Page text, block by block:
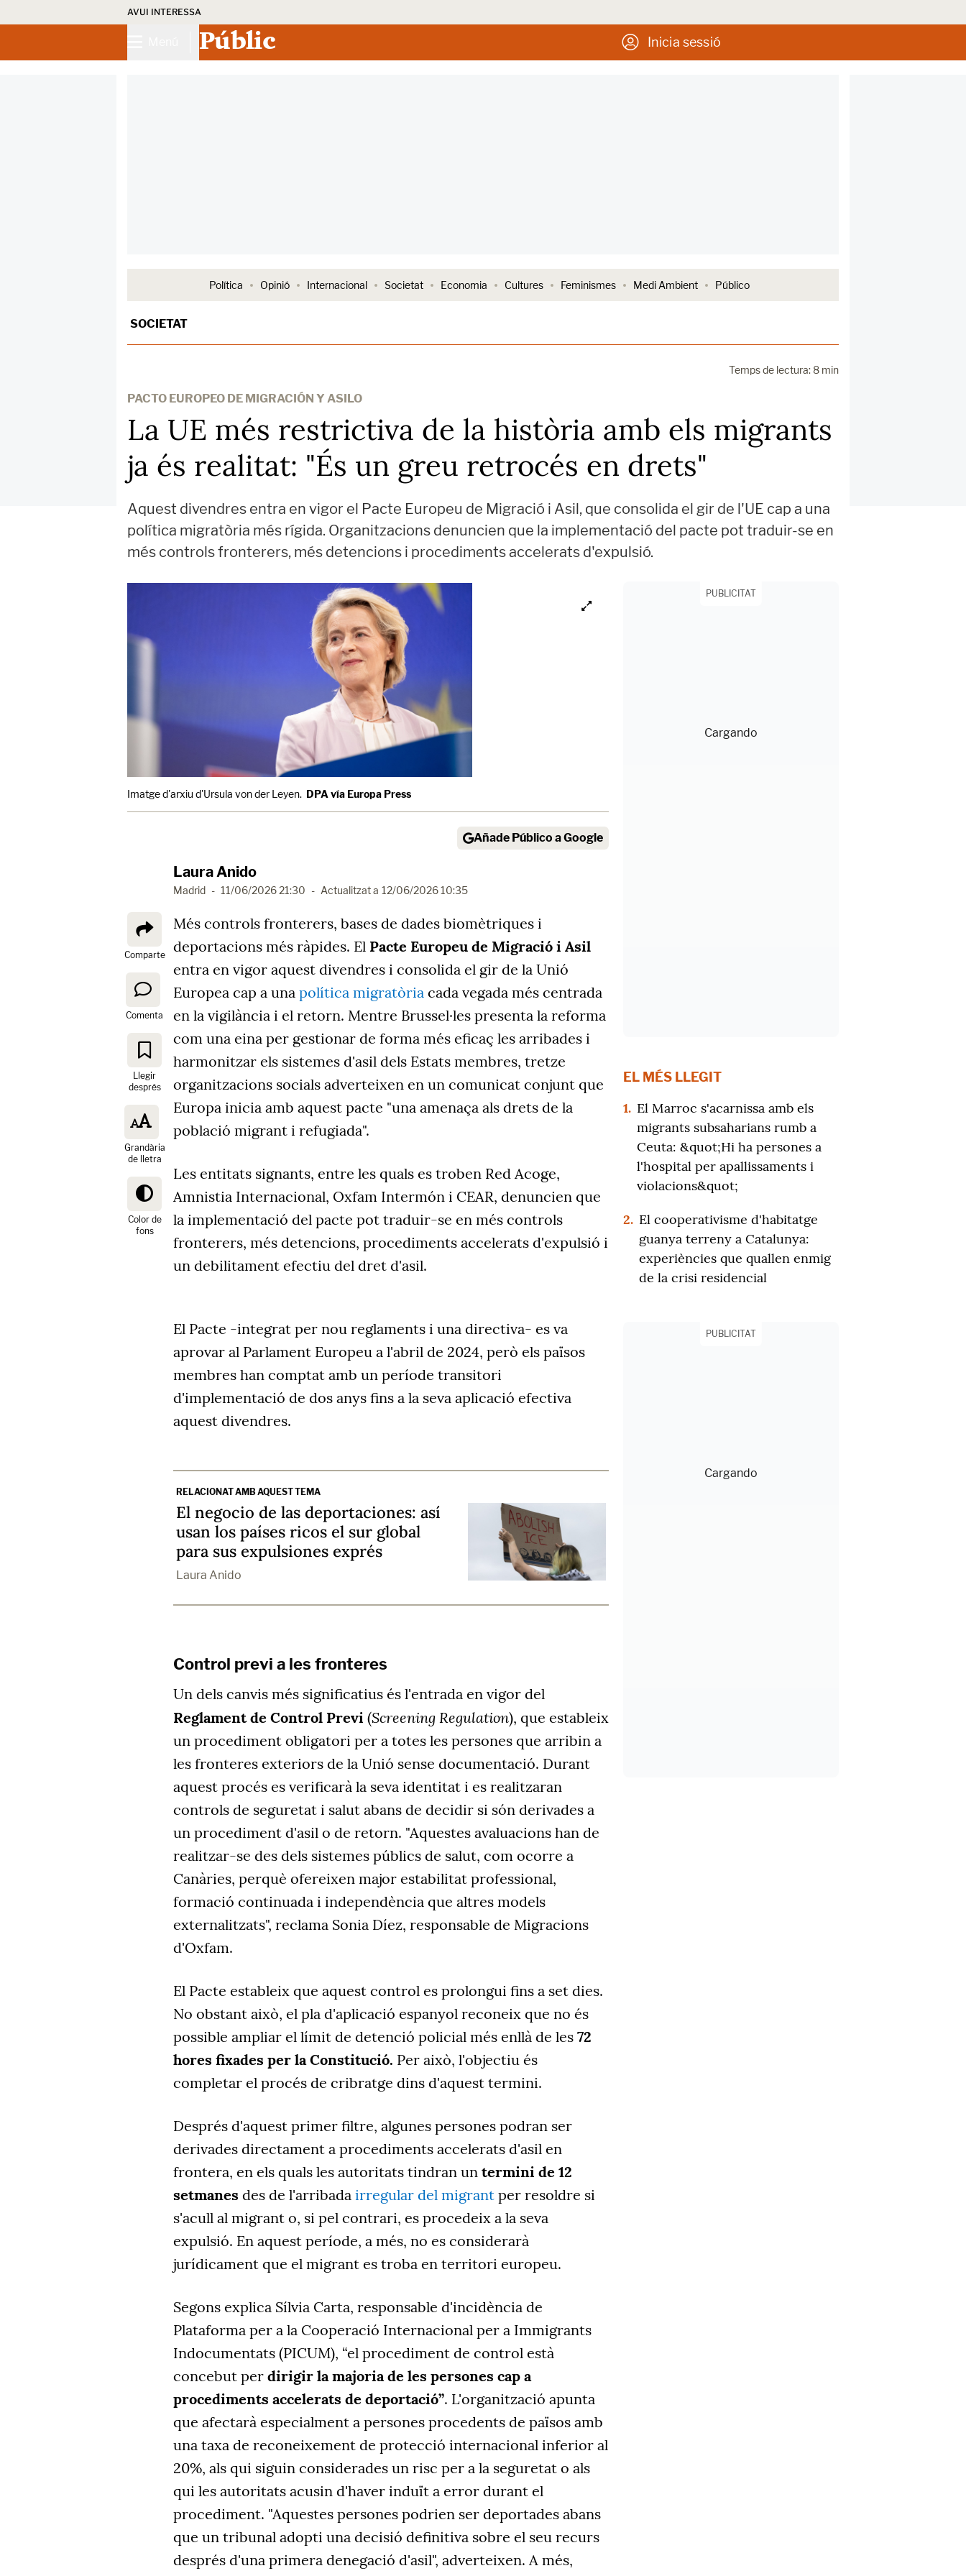
AVUI INTERESSA
Públic Inicia sessió
Política Opinió Internacional Societat Economia Cultures Feminismes Medi Ambient Público
SOCIETAT
Temps de lectura: 8 min
PACTO EUROPEO DE MIGRACIÓN Y ASILO
La UE més restrictiva de la història amb els migrants
ja és realitat: "És un greu retrocés en drets"
Aquest divendres entra en vigor el Pacte Europeu de Migració i Asil, que consolida el gir de l'UE cap a una
política migratòria més rígida. Organitzacions denuncien que la implementació del pacte pot traduir-se en
més controls fronterers, més detencions i procediments accelerats d'expulsió.
Imatge d'arxiu d'Ursula von der Leyen. DPA vía Europa Press
Añade Público a Google
Laura Anido
Madrid - 11/06/2026 21:30 - Actualitzat a 12/06/2026 10:35
Comparte
Comenta
Llegir
després
Grandària
de lletra
Color de
fons
Més controls fronterers, bases de dades biomètriques i
deportacions més ràpides. El Pacte Europeu de Migració i Asil
entra en vigor aquest divendres i consolida el gir de la Unió
Europea cap a una política migratòria cada vegada més centrada
en la vigilància i el retorn. Mentre Brussel·les presenta la reforma
com una eina per gestionar de forma més eficaç les arribades i
harmonitzar els sistemes d'asil dels Estats membres, tretze
organitzacions socials adverteixen en un comunicat conjunt que
Europa inicia amb aquest pacte "una amenaça als drets de la
població migrant i refugiada".
Les entitats signants, entre les quals es troben Red Acoge,
Amnistia Internacional, Oxfam Intermón i CEAR, denuncien que
la implementació del pacte pot traduir-se en més controls
fronterers, més detencions, procediments accelerats d'expulsió i
un debilitament efectiu del dret d'asil.
El Pacte -integrat per nou reglaments i una directiva- es va
aprovar al Parlament Europeu a l'abril de 2024, però els països
membres han comptat amb un període transitori
d'implementació de dos anys fins a la seva aplicació efectiva
aquest divendres.
RELACIONAT AMB AQUEST TEMA
El negocio de las deportaciones: así
usan los países ricos el sur global
para sus expulsiones exprés
Laura Anido
Control previ a les fronteres
Un dels canvis més significatius és l'entrada en vigor del
Reglament de Control Previ (Screening Regulation), que estableix
un procediment obligatori per a totes les persones que arribin a
les fronteres exteriors de la Unió sense documentació. Durant
aquest procés es verificarà la seva identitat i es realitzaran
controls de seguretat i salut abans de decidir si són derivades a
un procediment d'asil o de retorn. "Aquestes avaluacions han de
realitzar-se des dels sistemes públics de salut, com ocorre a
Canàries, perquè ofereixen major estabilitat professional,
formació continuada i independència que altres models
externalitzats", reclama Sonia Díez, responsable de Migracions
d'Oxfam.
El Pacte estableix que aquest control es prolongui fins a set dies.
No obstant això, el pla d'aplicació espanyol reconeix que no és
possible ampliar el límit de detenció policial més enllà de les 72
hores fixades per la Constitució. Per això, l'objectiu és
completar el procés de cribratge dins d'aquest termini.
Després d'aquest primer filtre, algunes persones podran ser
derivades directament a procediments accelerats d'asil en
frontera, en els quals les autoritats tindran un termini de 12
setmanes des de l'arribada irregular del migrant per resoldre si
s'acull al migrant o, si pel contrari, es procedeix a la seva
expulsió. En aquest període, a més, no es considerarà
jurídicament que el migrant es troba en territori europeu.
Segons explica Sílvia Carta, responsable d'incidència de
Plataforma per a la Cooperació Internacional per a Immigrants
Indocumentats (PICUM), “el procediment de control està
concebut per dirigir la majoria de les persones cap a
procediments accelerats de deportació”. L'organització apunta
que afectarà especialment a persones procedents de països amb
una taxa de reconeixement de protecció internacional inferior al
20%, als qui siguin considerades un risc per a la seguretat o als
qui les autoritats acusin d'haver induït a error durant el
procediment. "Aquestes persones podrien ser deportades abans
que un tribunal adopti una decisió definitiva sobre el seu recurs
després d'una primera denegació d'asil", adverteixen. A més,
PUBLICITAT
EL MÉS LLEGIT
1. El Marroc s'acarnissa amb els
migrants subsaharians rumb a
Ceuta: &quot;Hi ha persones a
l'hospital per apallissaments i
violacions&quot;
2. El cooperativisme d'habitatge
guanya terreny a Catalunya:
experiències que quallen enmig
de la crisi residencial
PUBLICITAT